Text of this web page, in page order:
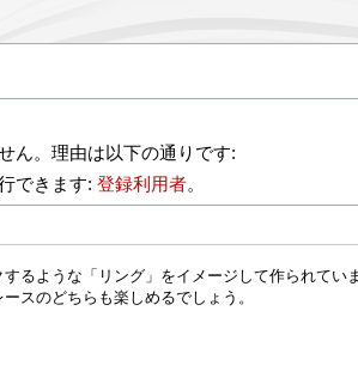
ん。理由は以下の通りです:
できます: 登録利用者。